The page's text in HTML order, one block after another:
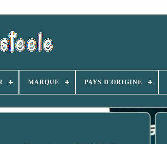
MARQUE PAYS D'ORIGINE